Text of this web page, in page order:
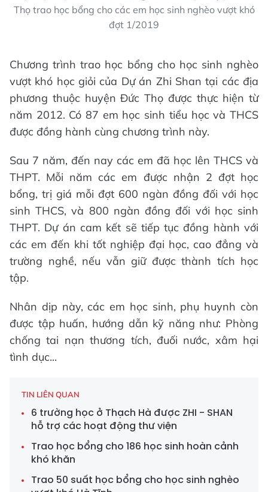
Thọ trao học bổng cho các em học sinh nghèo vượt khó
đợt 1/2019
Chương trình trao học bổng cho học sinh nghèo
vượt khó học giỏi của Dự án Zhi Shan tại các địa
phương thuộc huyện Đức Thọ được thực hiện từ
năm 2012. Có 87 em học sinh tiểu học và THCS
được đồng hành cùng chương trình này.
Sau 7 năm, đến nay các em đã học lên THCS và
THPT. Mỗi năm các em được nhận 2 đợt học
bổng, trị giá mỗi đợt 600 ngàn đồng đối với học
sinh THCS, và 800 ngàn đồng đối với học sinh
THPT. Dự án cam kết sẽ tiếp tục đồng hành với
các em đến khi tốt nghiệp đại học, cao đẳng và
trường nghề, nếu vẫn giữ được thành tích học
tập.
Nhân dịp này, các em học sinh, phụ huynh còn
được tập huấn, hướng dẫn kỹ năng như: Phòng
chống tai nạn thương tích, đuối nước, xâm hại
tình dục...
TIN LIÊN QUAN
6 trường học ở Thạch Hà được ZHI - SHAN
hỗ trợ các hoạt động thư viện
Trao học bổng cho 186 học sinh hoàn cảnh
khó khăn
Trao 50 suất học bổng cho học sinh nghèo